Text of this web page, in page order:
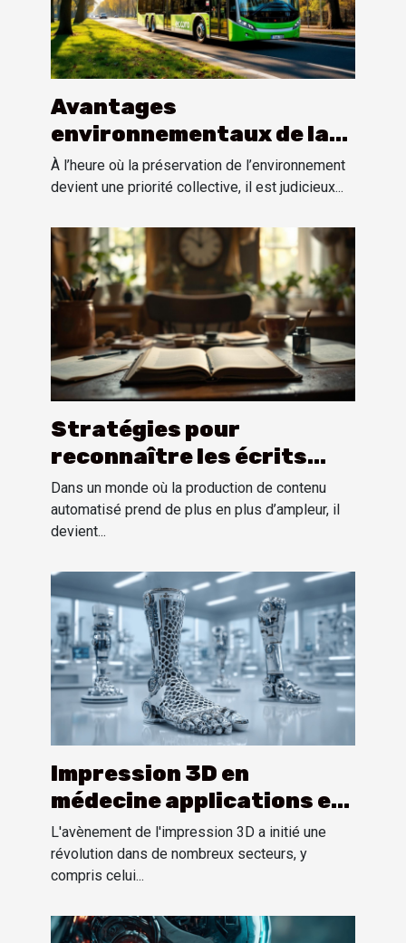
Avantages
environnementaux de la
location bus avec
chauffeur pour les
À l’heure où la préservation de l’environnement
devient une priorité collective, il est judicieux...
Stratégies pour
reconnaître les écrits
automatisés sans logiciel
spécialisé
Dans un monde où la production de contenu
automatisé prend de plus en plus d’ampleur, il
devient...
Impression 3D en
médecine applications et
perspectives pour les
prothèses
personnalisées
L'avènement de l'impression 3D a initié une
révolution dans de nombreux secteurs, y
compris celui...